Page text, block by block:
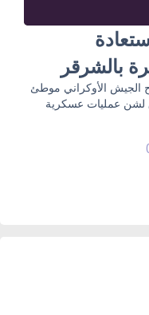
بالشرقر
الجيش الأوكراني موطئ
لشن عمليات عسكرية